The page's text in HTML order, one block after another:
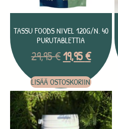
TASSU FOODS NIVEL 120G/N. 40
PURUTABLETTIA
29,95€19,95€
LISÄÄ OSTOSKORIIN